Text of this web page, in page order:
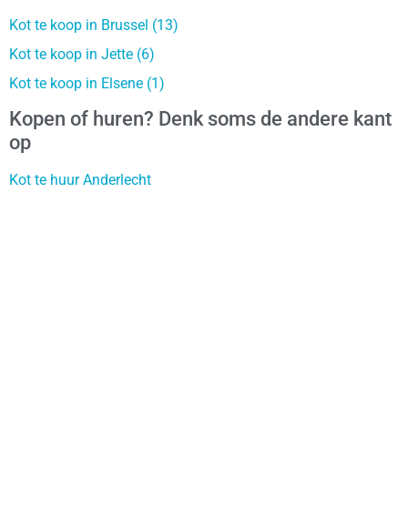
Kot te koop in Brussel (13)
Kot te koop in Jette (6)
Kot te koop in Elsene (1)
Kopen of huren? Denk soms de andere kant
op
Kot te huur Anderlecht